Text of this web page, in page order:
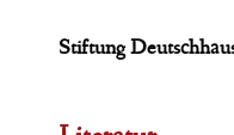
Stiftung